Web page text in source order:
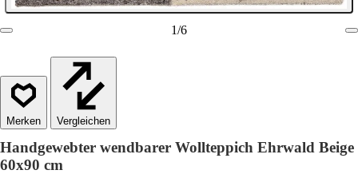
1/6
Vergleichen
Handgewebter wendbarer Wollteppich Ehrwald Beige
60x90 cm